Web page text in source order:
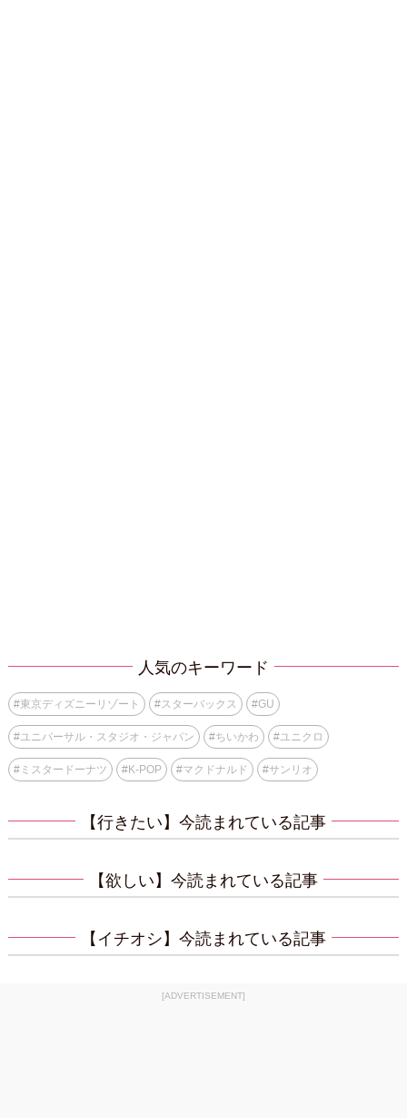
人気のキーワード
#東京ディズニーリゾート #スターバックス #GU
#ユニバーサル・スタジオ・ジャパン #ちいかわ #ユニクロ
#ミスタードーナツ #K-POP #マクドナルド #サンリオ
【行きたい】今読まれている記事
【欲しい】今読まれている記事
【イチオシ】今読まれている記事
[ADVERTISEMENT]